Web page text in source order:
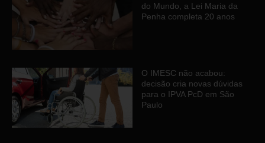
do Mundo, a Lei Maria da
Penha completa 20 anos
O IMESC não acabou:
decisão cria novas dúvidas
para o IPVA PcD em São
Paulo